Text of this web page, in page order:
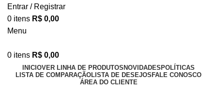
Entrar / Registrar
0 itens R$ 0,00
Menu
0 itens R$ 0,00
INICIOVER LINHA DE PRODUTOS NOVIDADES POLÍTICAS
LISTA DE COMPARAÇÃOLISTA DE DESEJOS FALE CONOSCO
ÁREA DO CLIENTE